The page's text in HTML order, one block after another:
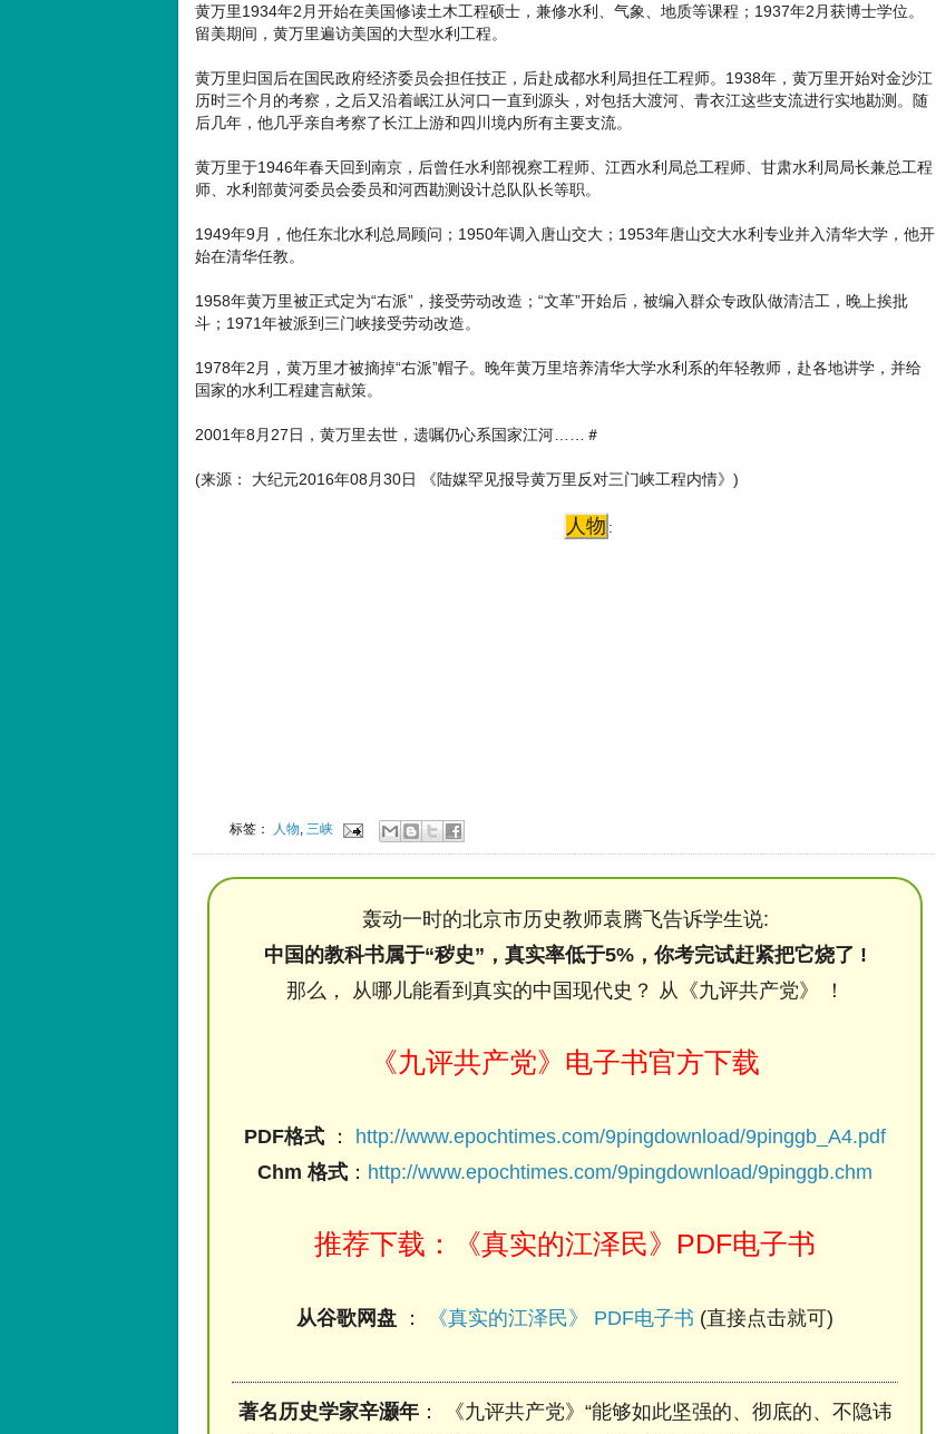
黄万里1934年2月开始在美国修读土木工程硕士，兼修水利、气象、地质等课程；1937年2月获博士学位。
留美期间，黄万里遍访美国的大型水利工程。
黄万里归国后在国民政府经济委员会担任技正，后赴成都水利局担任工程师。1938年，黄万里开始对金沙江
历时三个月的考察，之后又沿着岷江从河口一直到源头，对包括大渡河、青衣江这些支流进行实地勘测。随
后几年，他几乎亲自考察了长江上游和四川境内所有主要支流。
黄万里于1946年春天回到南京，后曾任水利部视察工程师、江西水利局总工程师、甘肃水利局局长兼总工程
师、水利部黄河委员会委员和河西勘测设计总队队长等职。
1949年9月，他任东北水利总局顾问；1950年调入唐山交大；1953年唐山交大水利专业并入清华大学，他开
始在清华任教。
1958年黄万里被正式定为“右派”，接受劳动改造；“文革”开始后，被编入群众专政队做清洁工，晚上挨批
斗；1971年被派到三门峡接受劳动改造。
1978年2月，黄万里才被摘掉“右派”帽子。晚年黄万里培养清华大学水利系的年轻教师，赴各地讲学，并给
国家的水利工程建言献策。
2001年8月27日，黄万里去世，遗嘱仍心系国家江河……＃
(来源： 大纪元2016年08月30日 《陆媒罕见报导黄万里反对三门峡工程内情》)
人物 :
标签： 人物 三峡
轰动一时的北京市历史教师袁腾飞告诉学生说:
中国的教科书属于“秽史”，真实率低于5%，你考完试赶紧把它烧了 !
那么， 从哪儿能看到真实的中国现代史？ 从《九评共产党》 ！
《九评共产党》电子书官方下载
PDF格式 ： http://www.epochtimes.com/9pingdownload/9pinggb_A4.pdf
Chm 格式 ： http://www.epochtimes.com/9pingdownload/9pinggb.chm
推荐下载：《真实的江泽民》PDF电子书
从谷歌网盘 ： 《真实的江泽民》 PDF电子书 (直接点击就可)
著名历史学家辛灏年： 《九评共产党》“能够如此坚强的、彻底的、不隐讳